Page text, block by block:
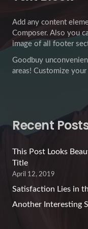
Add any content
Composer. Also you
image of all footer
Goodbuy
areas! Customize
Recent
This Post Looks
Title
April 12, 2019
Satisfaction Lies in
Another Interesting